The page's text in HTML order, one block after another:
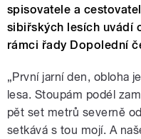
spisovatele a
sibiřských lesích uvádí
rámci řady Dopolední
„První jarní den, obloha
lesa. Stoupám podél
pět set metrů severně
setkává s tou mojí. A